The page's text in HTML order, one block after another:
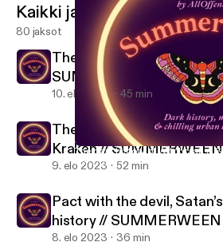
The dark history of Witchcraft //
All Offense.
Kaikki jaksot
80 jaksot
The dark history of
SUMMERWEEN day 4🔮
10. elo 2023 45 min
The dark history of
Kraken //
9. elo 2023 52 min
Pact with the devil,
history // SUMMERWEEN
8. elo 2023 36 min